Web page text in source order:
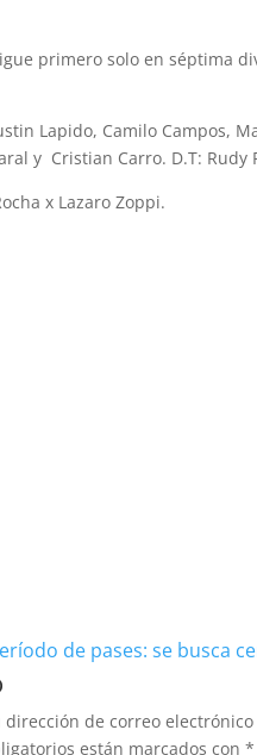
primero solo en séptima
Lapido, Camilo Campos,
y Cristian Carro. D.T: Rudy
x Lazaro Zoppi.
de pases: se busca
dirección de correo
están marcados con*